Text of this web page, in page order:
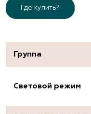
Где купить?
Группа
Световой режим